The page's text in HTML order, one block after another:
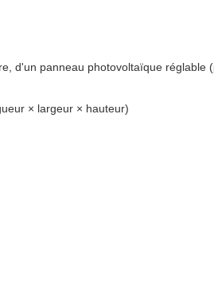
d'un panneau photovoltaïque
× largeur × hauteur)